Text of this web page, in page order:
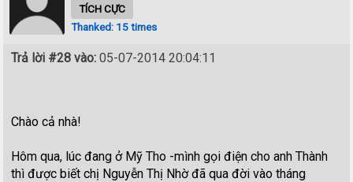
TÍCH CỰC
Thanked: 15 times
Trả lời #28 vào: 05-07-2014 20:04:11
Chào cả nhà!
Hôm qua, lúc đang ở Mỹ Tho -mình gọi điện cho anh Thành
thì được biết chị Nguyễn Thị Nhờ đã qua đời vào tháng